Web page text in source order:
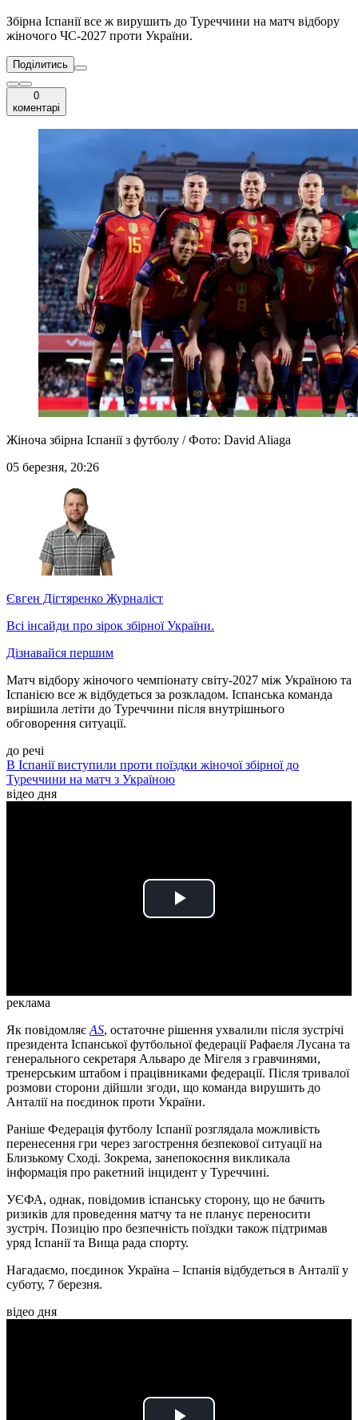
Збірна Іспанії все ж вирушить до Туреччини на матч відбору
жіночого ЧС-2027 проти України.
Поділитись
0
коментарі
Жіноча збірна Іспанії з футболу / Фото: David Aliaga
05 березня, 20:26
Євген Дігтяренко Журналіст
Всі інсайди про зірок збірної України.
Дізнавайся першим
Матч відбору жіночого чемпіонату світу-2027 між Україною та
Іспанією все ж відбудеться за розкладом. Іспанська команда
вирішила летіти до Туреччини після внутрішнього
обговорення ситуації.
до речі
В Іспанії виступили проти поїздки жіночої збірної до
Туреччини на матч з Україною
відео дня
Play
реклама
Як повідомляє AS, остаточне рішення ухвалили після зустрічі
президента Іспанської футбольної федерації Рафаеля Лусана та
генерального секретаря Альваро де Мігеля з гравчинями,
тренерським штабом і працівниками федерації. Після тривалої
розмови сторони дійшли згоди, що команда вирушить до
Анталії на поєдинок проти України.
Раніше Федерація футболу Іспанії розглядала можливість
перенесення гри через загострення безпекової ситуації на
Близькому Сході. Зокрема, занепокоєння викликала
інформація про ракетний інцидент у Туреччині.
УЄФА, однак, повідомив іспанську сторону, що не бачить
ризиків для проведення матчу та не планує переносити
зустріч. Позицію про безпечність поїздки також підтримав
уряд Іспанії та Вища рада спорту.
Нагадаємо, поєдинок Україна – Іспанія відбудеться в Анталії у
суботу, 7 березня.
відео дня